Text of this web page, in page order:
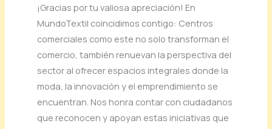
¡Gracias por tu valiosa apreciación! En
MundoTextil coincidimos contigo: Centros
comerciales como este no solo transforman el
comercio, también renuevan la perspectiva del
sector al ofrecer espacios integrales donde la
moda, la innovación y el emprendimiento se
encuentran. Nos honra contar con ciudadanos
que reconocen y apoyan estas iniciativas que